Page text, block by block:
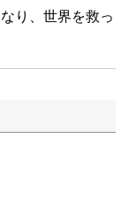
り、世界を救っ